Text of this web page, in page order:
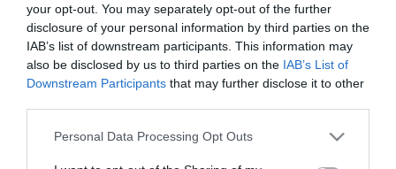
your opt-out. You may separately opt-out of the further
disclosure of your personal information by third parties on the
IAB’s list of downstream participants. This information may
also be disclosed by us to third parties on the IAB’s List of
Downstream Participants that may further disclose it to other
Please note that this website/app uses one or more Google
Personal Data Processing Opt Outs
Az egyik lóról megállapították, hogy szőre aranysárga volt, vagyis
palomino, miközben sörényének és farkának a színe a fehérhez
közelített - közölte a Hszinhua hírügynökséggel Csao Hszin, a
kutatócsoport vezetője. Mint mondta, ez ugyan nem az első
"aranyló", amelynek régészek a nyomára találtak, de mindenképp
A szakemberek elmondták, a lovat gazdájával együtt temették el